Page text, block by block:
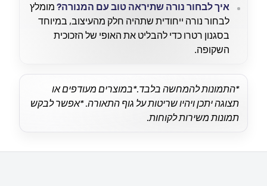
איך לבחור נורה שתיראה טוב עם המנורה? מומלץ
לבחור נורה ייחודית שתהיה חלק מהעיצוב, במיוחד
בסגנון רטרו כדי להבליט את האופי של הזכוכית
השקופה.
*התמונות להמחשה בלבד.*במוצרים מעודפים או
תצוגה יתכן ויהיו שריטות על גוף התאורה.*אפשר לבקש
תמונות משירות לקוחות.